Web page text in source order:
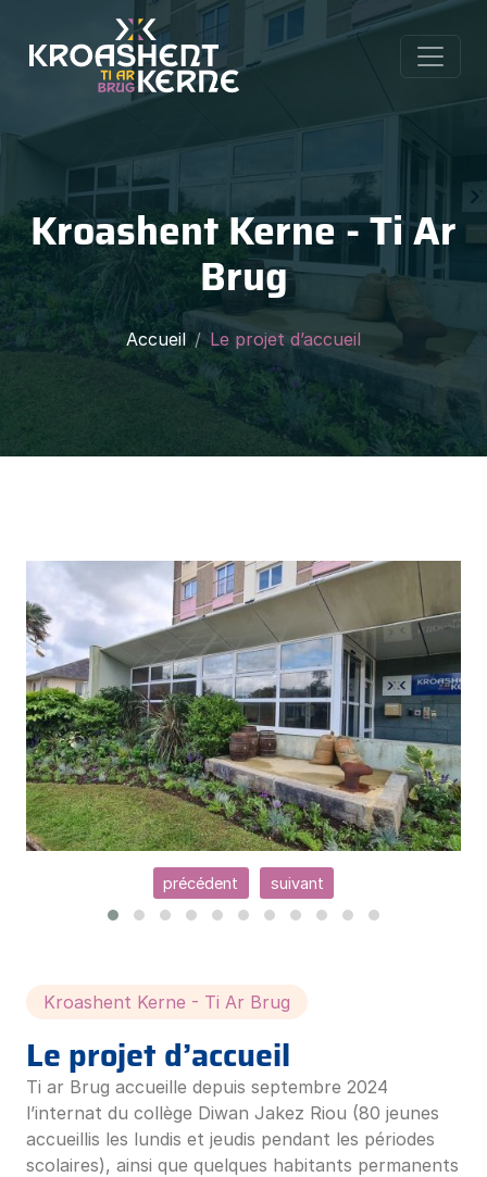
Kroashent Kerne - Ti Ar
Brug
Accueil Le projet d’accueil
précédent suivant
Kroashent Kerne - Ti Ar Brug
Le projet d’accueil
Ti ar Brug accueille depuis septembre 2024
l’internat du collège Diwan Jakez Riou (80 jeunes
accueillis les lundis et jeudis pendant les périodes
scolaires), ainsi que quelques habitants permanents